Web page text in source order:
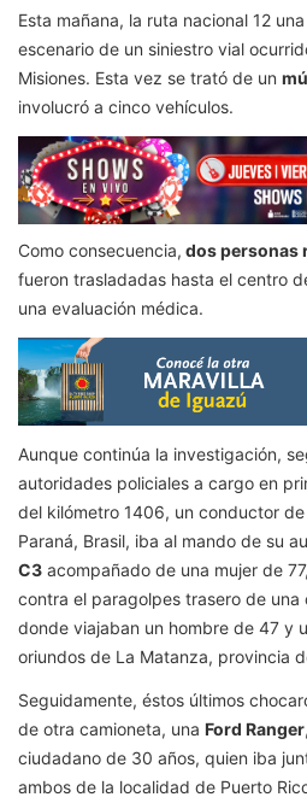
Esta mañana, la ruta nacional 12
escenario de un siniestro vial
Misiones. Esta vez se trató de un
involucró a cinco vehículos.
Como consecuencia, dos personas
fueron trasladadas hasta el centro
una evaluación médica.
Aunque continúa la investigación,
autoridades policiales a cargo en
del kilómetro 1406, un conductor
Paraná, Brasil, iba al mando de su
C3 acompañado de una mujer de
contra el paragolpes trasero de una
donde viajaban un hombre de 47 y
oriundos de La Matanza, provincia
Seguidamente, éstos últimos
de otra camioneta, una Ford Ranger
ciudadano de 30 años, quien iba
ambos de la localidad de Puerto